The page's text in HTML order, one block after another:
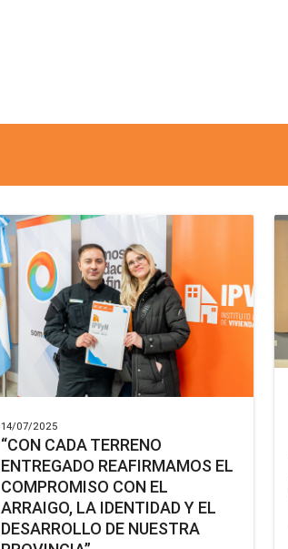
14/07/2025
“CON CADA TERRENO
ENTREGADO REAFIRMAMOS EL
COMPROMISO CON EL
ARRAIGO, LA IDENTIDAD Y EL
DESARROLLO DE NUESTRA